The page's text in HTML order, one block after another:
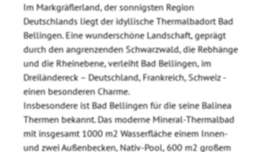
Im Markgräflerland, der sonnigsten Region
Deutschlands liegt der idyllische Thermalbadort Bad
Bellingen. Eine wunderschöne Landschaft, geprägt
durch den angrenzenden Schwarzwald, die Rebhänge
und die Rheinebene, verleiht Bad Bellingen, im
Dreiländereck – Deutschland, Frankreich, Schweiz -
einen besonderen Charme.
Insbesondere ist Bad Bellingen für die seine Balinea
Thermen bekannt. Das moderne Mineral-Thermalbad
mit insgesamt 1000 m2 Wasserfläche einem Innen-
und zwei Außenbecken, Nativ-Pool, 600 m2 großem